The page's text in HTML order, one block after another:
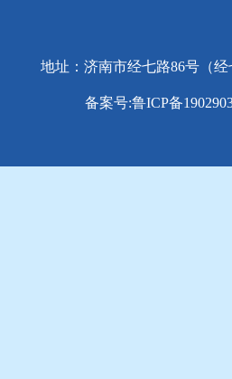
地址：济南市经七路86号（经
备案号:鲁ICP备